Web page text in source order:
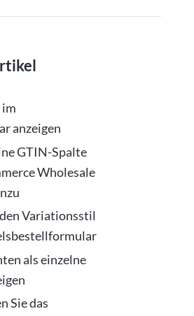
anzeigen
GTIN-Spalte
Wholesale
Variationsstil
als einzelne
Sie das